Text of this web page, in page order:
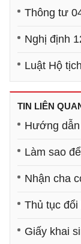
Thông tư
Nghị định
Luật Hộ
TIN LIÊN
Hướng
Làm sao
Nhận cha
Thủ tục
Giấy khai